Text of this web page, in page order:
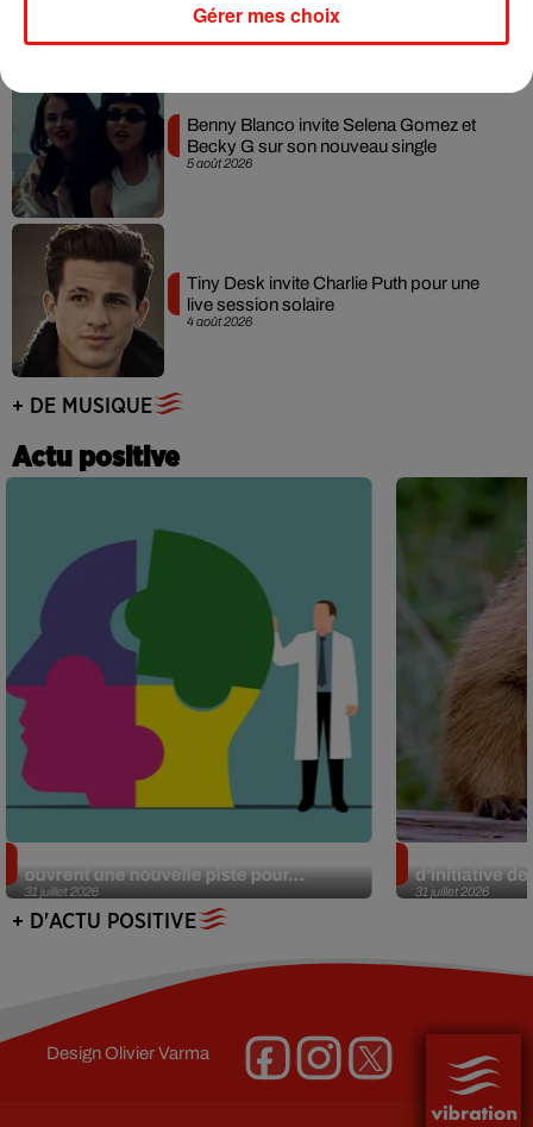
5 août 2026
Benny Blanco invite Selena Gomez et
Becky G sur son nouveau single
4 août 2026
Tiny Desk invite Charlie Puth pour une
live session solaire
+ DE MUSIQUE
Actu positive
31 juillet 2026
ouvrent une nouvelle piste pour...
31 juillet 2026
d’initiative
+ D'ACTU POSITIVE
DesignOlivier Varma
Gérer mes choix